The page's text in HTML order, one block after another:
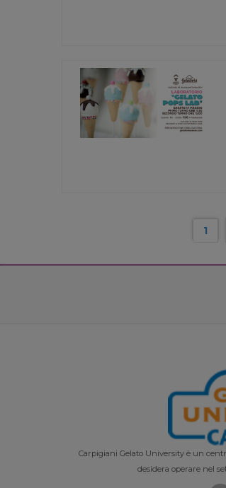
1
Carpigiani Gelato University è un
desidera operare nel